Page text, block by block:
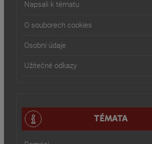
Napsali k tématu
O souborech cookies
Osobní údaje
Užitečné odkazy
TÉMATA